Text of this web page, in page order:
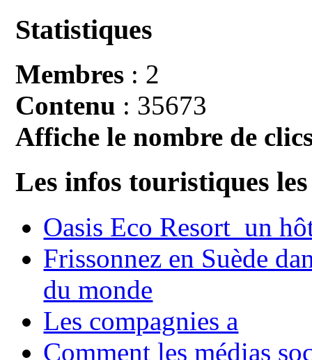
Statistiques
Membres : 2
Contenu : 35673
Affiche le nombre de
Les infos touristiques
Oasis Eco Resort un
Frissonnez en Suède
du monde
Les compagnies a
Comment les médias